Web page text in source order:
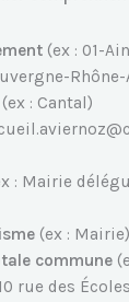
(ex : 01-
(ex : Cantal)
: Mairie
(ex : Mairie)
commune
rue des